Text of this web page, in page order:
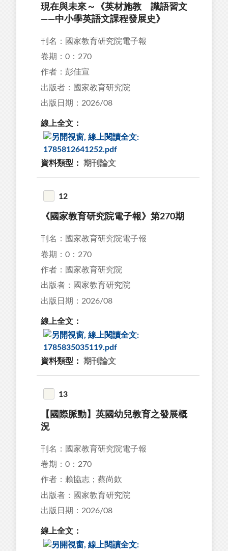
現在與未來～《英材施教 識語習文
——中小學英語文課程發展史》
刊名：國家教育研究院電子報
卷期：0：270
作者：彭佳宣
出版者：國家教育研究院
出版日期：2026/08
線上全文：
資料類型： 期刊論文
12
《國家教育研究院電子報》第270期
刊名：國家教育研究院電子報
卷期：0：270
作者：國家教育研究院
出版者：國家教育研究院
出版日期：2026/08
線上全文：
資料類型： 期刊論文
13
【國際脈動】英國幼兒教育之發展概
況
刊名：國家教育研究院電子報
卷期：0：270
作者：賴協志；蔡尚欽
出版者：國家教育研究院
出版日期：2026/08
線上全文：